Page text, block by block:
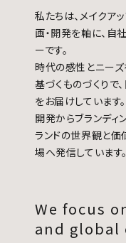
私たちは、メイクア
画・開発を軸に、自
ーです。
時代の感性とニー
基づくものづくりで
をお届けしています。
開発からブランディ
ランドの世界観と
場へ発信しています。
We focus
and global